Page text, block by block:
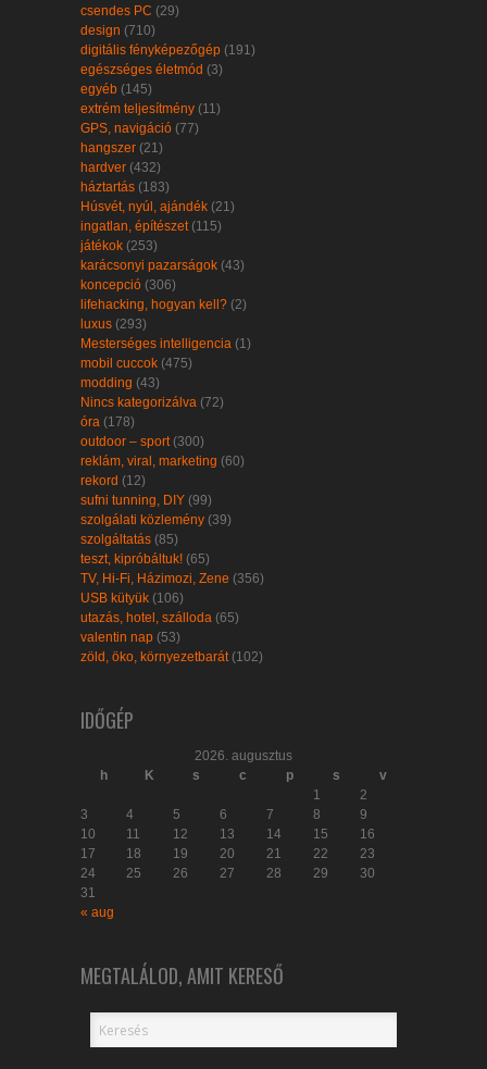
csendes PC (29)
design (710)
digitális fényképezőgép (191)
egészséges életmód (3)
egyéb (145)
extrém teljesítmény (11)
GPS, navigáció (77)
hangszer (21)
hardver (432)
háztartás (183)
Húsvét, nyúl, ajándék (21)
ingatlan, építészet(115)
játékok (253)
karácsonyi pazarságok (43)
koncepció (306)
lifehacking, hogyan kell? (2)
luxus (293)
Mesterséges intelligencia (1)
mobil cuccok (475)
modding (43)
Nincs kategorizálva (72)
óra (178)
outdoor – sport(300)
reklám, viral, marketing (60)
rekord (12)
sufni tunning, DIY (99)
szolgálati közlemény (39)
szolgáltatás (85)
teszt, kipróbáltuk! (65)
TV, Hi-Fi, Házimozi, Zene (356)
USB kütyük (106)
utazás, hotel, szálloda (65)
valentin nap (53)
zöld, öko, környezetbarát(102)
IDŐGÉP
2026. augusztus
h
K s c p s
v
1
2
3
4 5 6 7 8
9
10
11 12 13 14 15
16
17
18 19 20 21 22
23
24
25 26 27 28 29
30
31
« aug
MEGTALÁLOD, AMIT KERESŐ